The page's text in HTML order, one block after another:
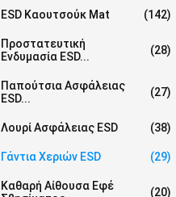
ESD Καουτσούκ Mat (142)
Προστατευτική
Ενδυμασία ESD...
(28)
Παπούτσια Ασφάλειας
ESD...
(27)
Λουρί Ασφάλειας ESD (38)
Γάντια Χεριών ESD (29)
Καθαρή Αίθουσα Εφέ
(20)